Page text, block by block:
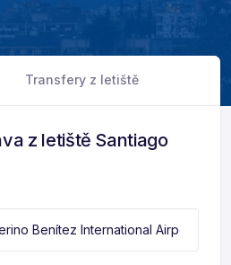
Transfery z letiště
z letiště Santiago